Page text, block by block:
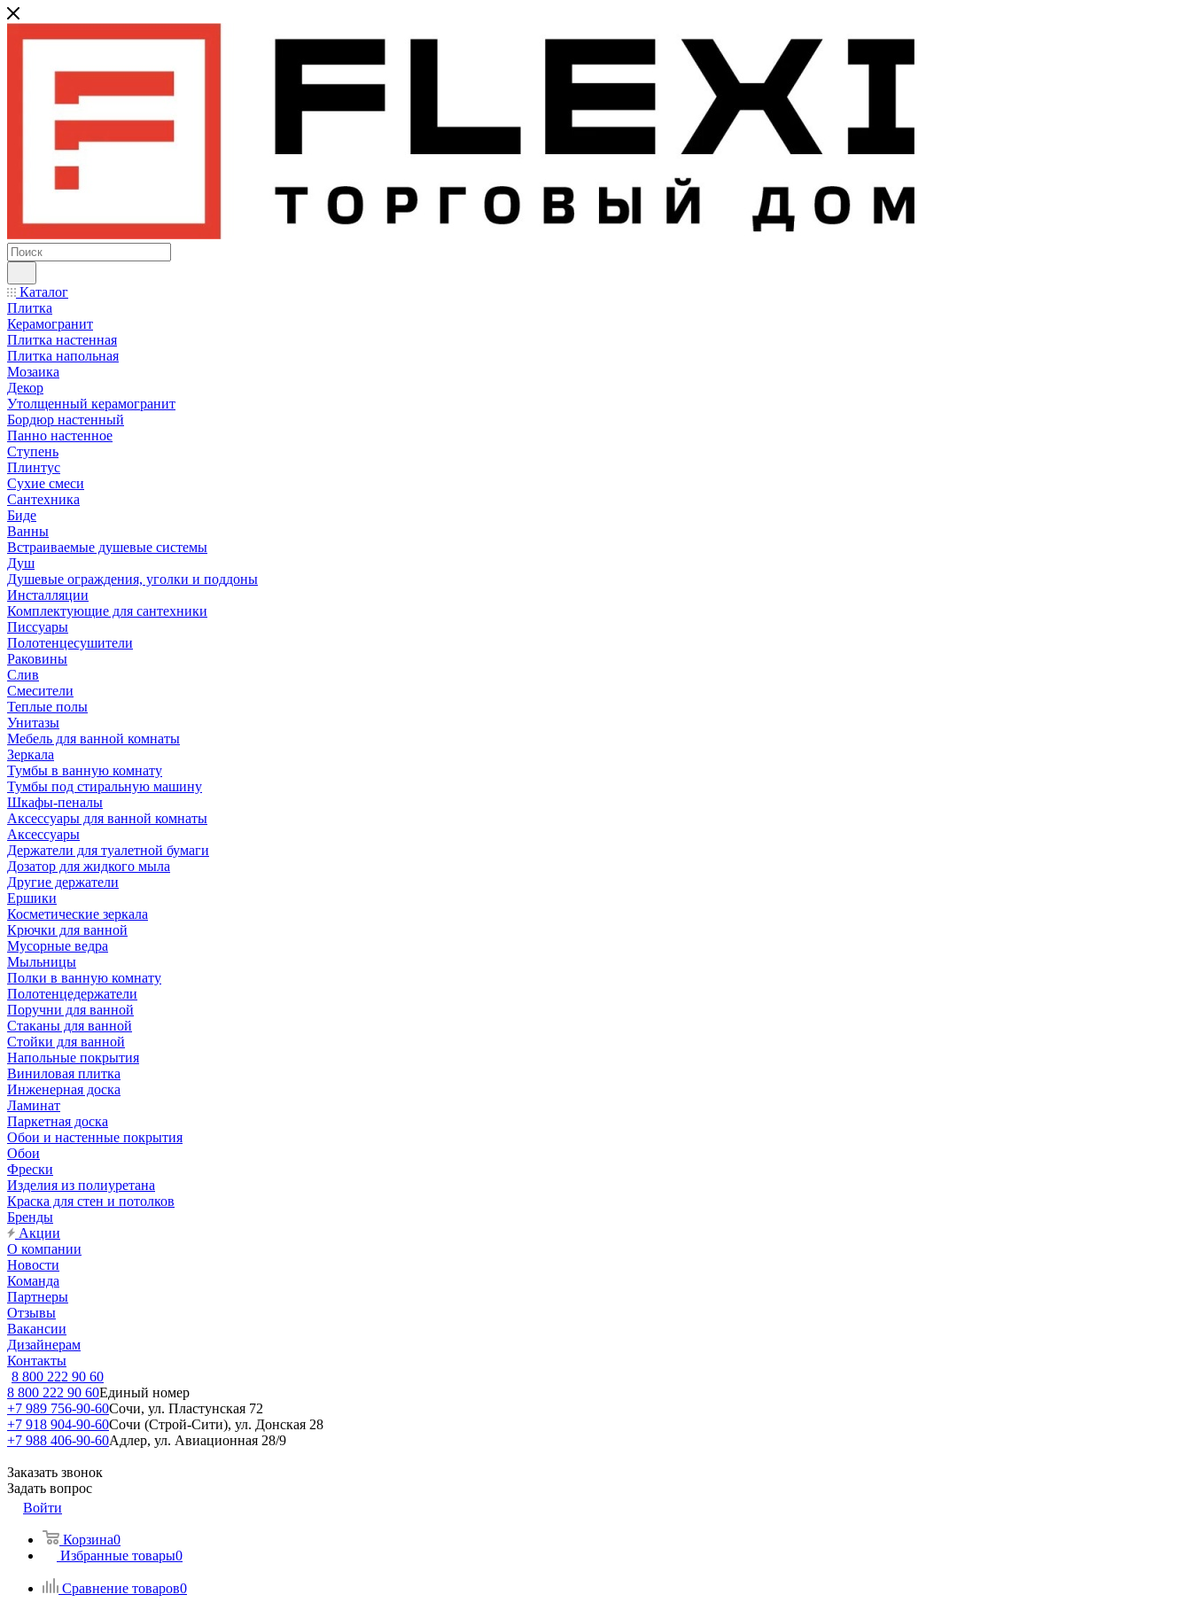
Каталог
Плитка
Керамогранит
Плитка настенная
Плитка напольная
Мозаика
Декор
Утолщенный керамогранит
Бордюр настенный
Панно настенное
Ступень
Плинтус
Сухие смеси
Сантехника
Биде
Ванны
Встраиваемые душевые системы
Душ
Душевые ограждения, уголки и поддоны
Инсталляции
Комплектующие для сантехники
Писсуары
Полотенцесушители
Раковины
Слив
Смесители
Теплые полы
Унитазы
Мебель для ванной комнаты
Зеркала
Тумбы в ванную комнату
Тумбы под стиральную машину
Шкафы-пеналы
Аксессуары для ванной комнаты
Аксессуары
Держатели для туалетной бумаги
Дозатор для жидкого мыла
Другие держатели
Ершики
Косметические зеркала
Крючки для ванной
Мусорные ведра
Мыльницы
Полки в ванную комнату
Полотенцедержатели
Поручни для ванной
Стаканы для ванной
Стойки для ванной
Напольные покрытия
Виниловая плитка
Инженерная доска
Ламинат
Паркетная доска
Обои и настенные покрытия
Обои
Фрески
Изделия из полиуретана
Краска для стен и потолков
Бренды
Акции
О компании
Новости
Команда
Партнеры
Отзывы
Вакансии
Дизайнерам
Контакты
8 800 222 90 60
8 800 222 90 60Единый номер
+7 989 756-90-60Сочи, ул. Пластунская 72
+7 918 904-90-60Сочи (Строй-Сити), ул. Донская 28
+7 988 406-90-60Адлер, ул. Авиационная 28/9
Заказать звонок
Задать вопрос
Войти
Корзина0
Избранные товары0
Сравнение товаров0